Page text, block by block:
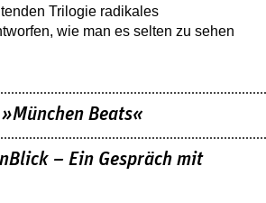
Trilogie radikales
wie man es selten zu sehen
Beats«
– Ein Gespräch mit